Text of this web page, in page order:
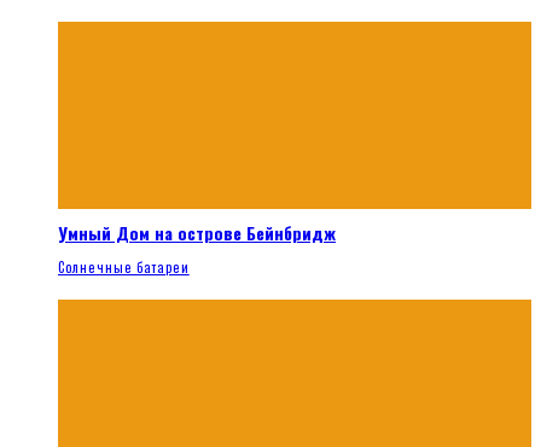
Умный Дом на острове Бейнбридж
Солнечные батареи